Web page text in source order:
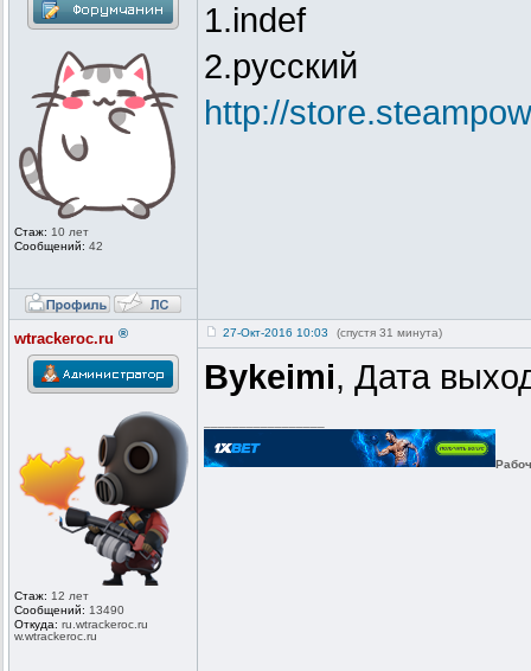
Стаж: 10 лет
Сообщений: 42
1.indef
2.русский
http://
wtrackeroc.ru ®
Стаж: 12 лет
Сообщений: 13490
Откуда: ru.wtrackeroc.ru
w.wtrackeroc .ru
27-Окт-2016 10:03 (спустя 31 минута)
Bykeimi, Дата